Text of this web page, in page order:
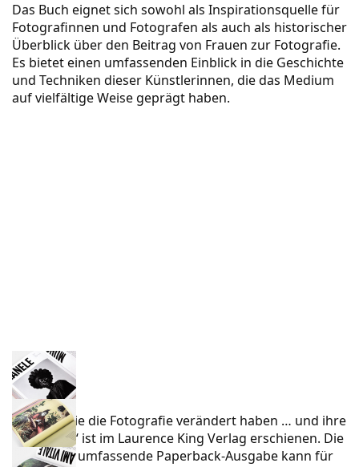
Das Buch eignet sich sowohl als Inspirationsquelle für
Fotografinnen und Fotografen als auch als historischer
Überblick über den Beitrag von Frauen zur Fotografie.
Es bietet einen umfassenden Einblick in die Geschichte
und Techniken dieser Künstlerinnen, die das Medium
auf vielfältige Weise geprägt haben.
„Frauen, die die Fotografie verändert haben … und ihre
Techniken“ ist im Laurence King Verlag erschienen. Die
216 Seiten umfassende Paperback-Ausgabe kann für